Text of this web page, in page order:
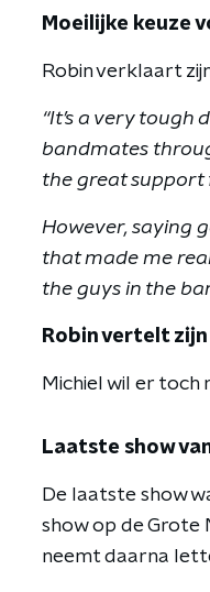
Moeilijke keuze
Robin verklaart
“It’s a very
bandmates
the great support
However, saying
that made me
the guys in the
Robin vertelt zijn
Michiel wil er toch
Laatste show
De laatste show
show op de Grote
neemt daarna